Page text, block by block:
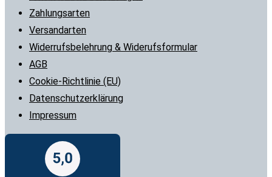
Zahlungsarten
Versandarten
Widerrufsbelehrung & Widerufsformular
AGB
Cookie-Richtlinie (EU)
Datenschutzerklärung
Impressum